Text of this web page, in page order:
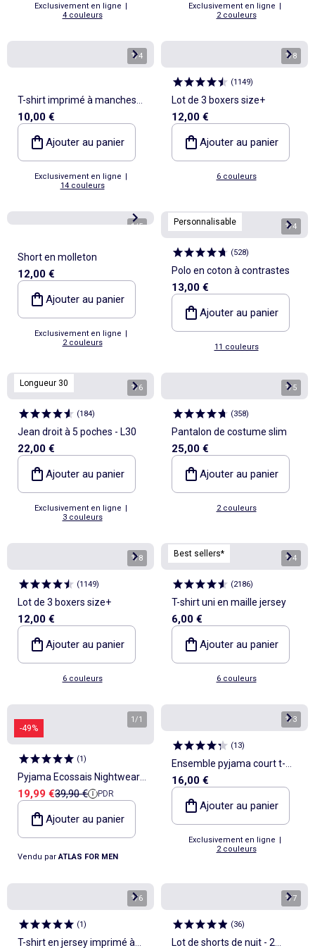
Exclusivement en ligne |
4 couleurs
Exclusivement en ligne |
2 couleurs
1/4
T-shirt imprimé à manches
courtes
10,00 €
Ajouter au panier
Exclusivement en ligne |
14 couleurs
1/8
(1149)
Lot de 3 boxers size+
12,00 €
Ajouter au panier
6 couleurs
1/5
Short en molleton
12,00 €
Ajouter au panier
Exclusivement en ligne |
2 couleurs
Personnalisable 1/4
(528)
Polo en coton à contrastes
13,00 €
Ajouter au panier
11 couleurs
Longueur 30 1/6
(184)
Jean droit à 5 poches - L30
22,00 €
Ajouter au panier
Exclusivement en ligne |
3 couleurs
1/5
(358)
Pantalon de costume slim
25,00 €
Ajouter au panier
2 couleurs
1/8
(1149)
Lot de 3 boxers size+
12,00 €
Ajouter au panier
6 couleurs
Best sellers* 1/4
(2186)
T-shirt uni en maille jersey
6,00 €
Ajouter au panier
6 couleurs
-49%
1 /1
(1)
Pyjama Ecossais Nightwear -
ATLAS FOR MEN
Prix de vente
19,99 €Prix de référence
39,90 € PDR
Ajouter au panier
Vendu par ATLAS FOR MEN
1/3
(13)
Ensemble pyjama court t-
shirt + short - 2 pièces
16,00 €
Ajouter au panier
Exclusivement en ligne |
2 couleurs
1/6
(1)
T-shirt en jersey imprimé à
1/7
(36)
Lot de shorts de nuit - 2